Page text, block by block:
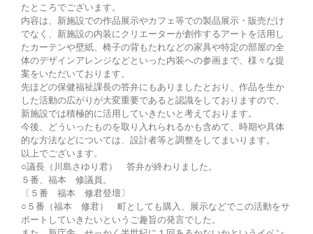
たところでございます。
内容は、新施設での作品展示やカフェ等での製品展示・販売だけ
でなく、新施設の内装にクリエーターが創作するアートを活用し
たカーテンや壁紙、椅子の背もたれなどの家具や特定の部屋の全
体のデザインアレンジなどといった内装への参画まで、様々な提
案をいただいております。
先ほどの保健福祉課長の答弁にもありましたとおり、作品を生か
した活動の広がりが大変重要であると認識をしておりますので、
新施設では積極的に活用していきたいと考えております。
今後、どういったものを取り入れられるかも含めて、時期や具体
的な方法などについては、設計者等と調整をしてまいります。
以上でございます。
○議長（川島さゆり君） 答弁が終わりました。
５番、福本 修議員。
〔５番 福本 修君登壇〕
○５番（福本 修君） 町としても購入、展示などでこの活動をサ
ポートしていきたいというご趣旨の発言でした。